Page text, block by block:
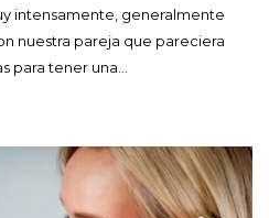
intensamente, generalmente
nuestra pareja que pareciera
para tener una…